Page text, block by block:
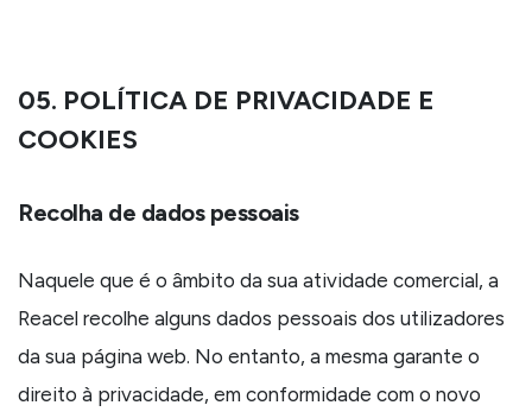
05. POLÍTICA DE PRIVACIDADE E
COOKIES
Recolha de dados pessoais
Naquele que é o âmbito da sua atividade comercial, a
Reacel recolhe alguns dados pessoais dos utilizadores
da sua página web. No entanto, a mesma garante o
direito à privacidade, em conformidade com o novo